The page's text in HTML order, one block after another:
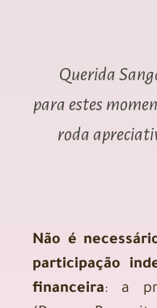
Querida
para estes
roda
Não é
participação
financeira: a